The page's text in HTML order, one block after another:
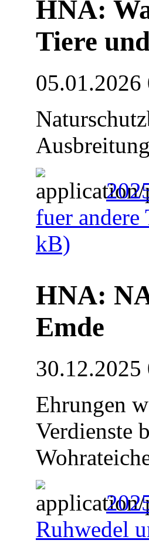
HNA:
Tiere
05.01.2026
fuer
kB)
HNA:
Emde
30.12.2025
Ehrungen
Verdienste
Ruhwedel